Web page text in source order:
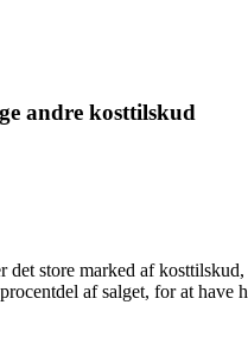
andre kosttilskud
store marked af
af salget, for at have